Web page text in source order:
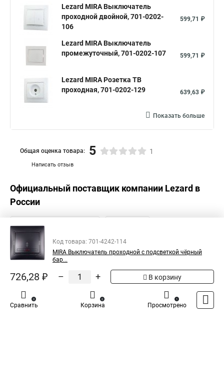
Lezard MIRA Выключатель
проходной двойной, 701-0202-
106
599,71 ₽
Lezard MIRA Выключатель
промежуточный, 701-0202-107
599,71 ₽
Lezard MIRA Розетка ТВ
проходная, 701-0202-129
639,63 ₽
Показать больше
Написать отзыв
Общая оценка товара: 5 1
Официальный поставщик компании Lezard в
России
Код товара: 701-4242-114
MIRA Выключатель проходной с подсветкой чёрный
бар...
726,28 ₽ – + В корзину
Сравнить
0
Корзина
0
Просмотрено
1